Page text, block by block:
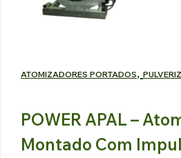
ATOMIZADORES PORTADOS,
POWER APAL –
Montado Com
Explorar os produtos
VINDIMA
HIDRÁULICO